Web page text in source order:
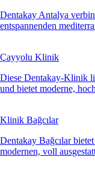
Dentakay Antalya
entspannenden
Çayyolu Klinik
Diese Dentakay-Klinik
und bietet moderne,
Klinik Bağcılar
Dentakay Bağcılar
modernen, voll